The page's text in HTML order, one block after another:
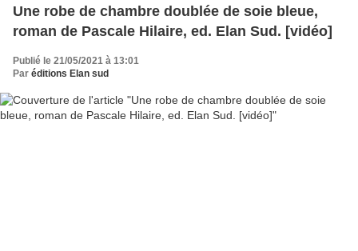
Une robe de chambre doublée de soie bleue,
roman de Pascale Hilaire, ed. Elan Sud. [vidéo]
Publié le 21/05/2021 à 13:01
Par éditions Elan sud